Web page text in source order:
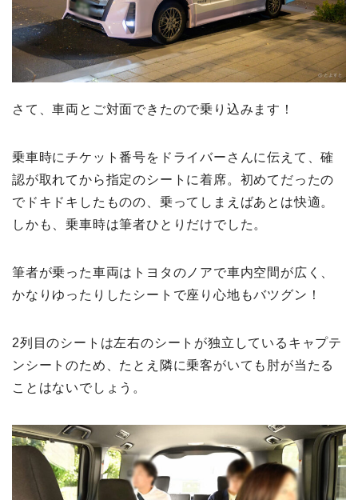
さて、車両とご対面できたので乗り込みます！
乗車時にチケット番号をドライバーさんに伝えて、確
認が取れてから指定のシートに着席。初めてだったの
でドキドキしたものの、乗ってしまえばあとは快適。
しかも、乗車時は筆者ひとりだけでした。
筆者が乗った車両はトヨタのノアで車内空間が広く、
かなりゆったりしたシートで座り心地もバツグン！
2列目のシートは左右のシートが独立しているキャプテ
ンシートのため、たとえ隣に乗客がいても肘が当たる
ことはないでしょう。